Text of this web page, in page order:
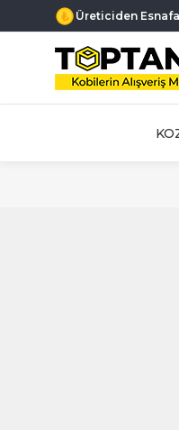
Üreticiden Esnafa